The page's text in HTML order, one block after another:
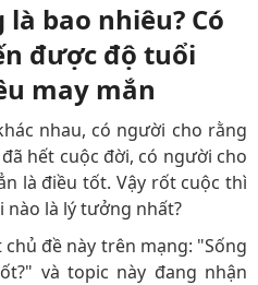
bao nhiêu? Có
được độ tuổi
may mắn
nhau, có người cho rằng
hết cuộc đời, có người cho
là điều tốt. Vậy rốt cuộc thì
là lý tưởng nhất?
đề này trên mạng: "Sống
và topic này đang nhận